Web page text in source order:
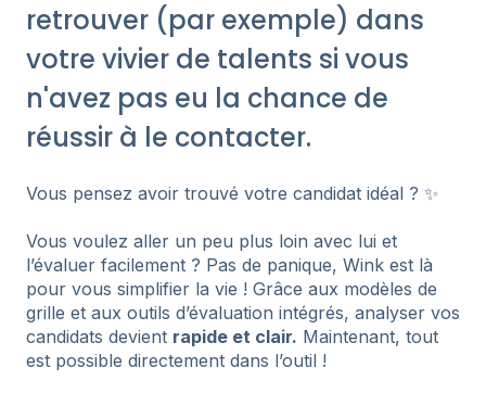
retrouver (par exemple) dans
votre vivier de talents si vous
n'avez pas eu la chance de
réussir à le contacter.
Vous pensez avoir trouvé votre candidat idéal ? ✨
Vous voulez aller un peu plus loin avec lui et
l’évaluer facilement ? Pas de panique, Wink est là
pour vous simplifier la vie ! Grâce aux modèles de
grille et aux outils d’évaluation intégrés, analyser vos
candidats devient rapide et clair. Maintenant, tout
est possible directement dans l’outil !